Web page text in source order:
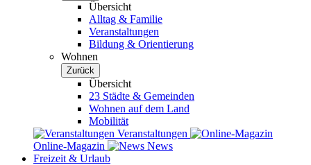
Übersicht
Alltag & Familie
Veranstaltungen
Bildung & Orientierung
Wohnen
Zurück
Übersicht
23 Städte & Gemeinden
Wohnen auf dem Land
Mobilität
Veranstaltungen
Online-Magazin
News
Freizeit & Urlaub